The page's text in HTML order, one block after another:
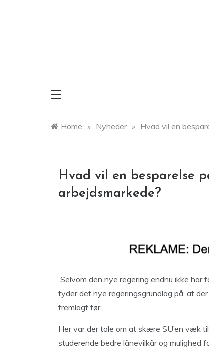
Home » Nyheder » Hvad vil en
Hvad vil en besparelse
arbejdsmarkede?
Selvom den nye regering endnu ikke har
tyder det nye regeringsgrundlag på, at
fremlagt før.
Her var der tale om at skære SU’en væk
studerende bedre lånevilkår og mulighed